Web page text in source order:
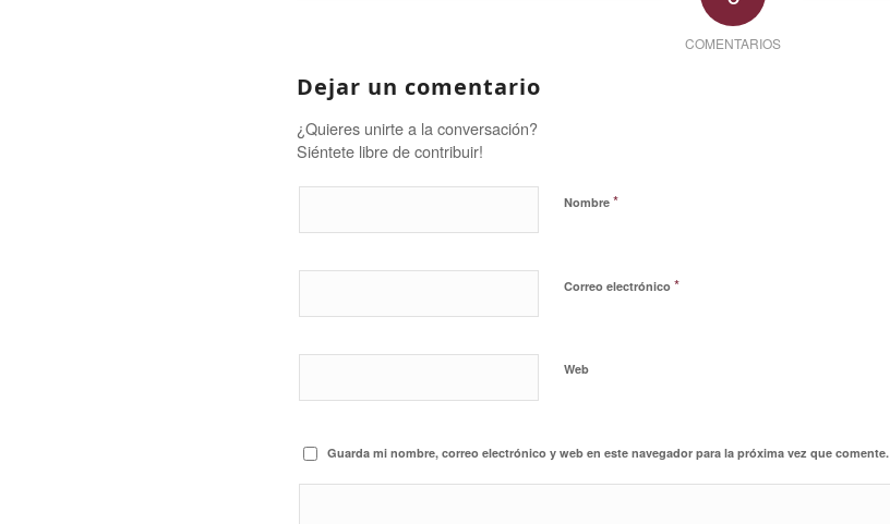
COMENTARIOS
Dejar un comentario
¿Quieres unirte a la conversación?
Siéntete libre de contribuir!
Nombre *
Correo electrónico *
Web
Guarda mi nombre, correo electrónico y web en este navegador para la próxima vez que comente.